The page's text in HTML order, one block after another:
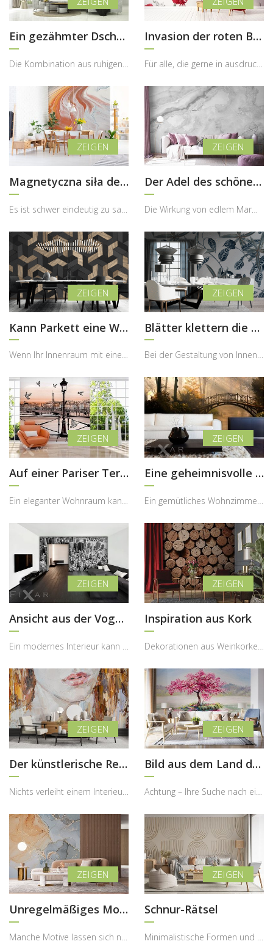
Ein gezähmter Dschungel
Die Kombination aus ruhigen, einfarbigen Oberflächen, schlichten Möbeln und wenigen minimalistisc...
Invasion der roten Blumen
Für alle, die gerne in ausdrucksstarken Interieurs leben und visuelle Langeweile vermeiden möchte...
Magnetyczna siła dekoracji
Es ist schwer eindeutig zu sagen, ob wir hier an der Wand ein vom Meer geschaffenes Kunstwerk ode...
Der Adel des schönen Marmors
Die Wirkung von edlem Marmor ist unbestreitbar – Wände, die mit diesem Naturstein verkleidet sind...
Kann Parkett eine Wand schmücken?
Wenn Ihr Innenraum mit einem schönen, ausdrucksstarken Parkettboden ausgestattet ist, entsteht so...
Blätter klettern die Wände hoch
Bei der Gestaltung von Innenräumen, die bewusst modern und designorientiert sind, besteht manchma...
Auf einer Pariser Terrasse Eine geheimnisvolle Brücke
Ansicht aus der Vogelperspektive Inspiration aus Kork
Der künstlerische Reiz der Frauenlippen
Nichts verleiht einem Interieur so viel Charakter wie die richtige Dosis Kunst. Sie kann die Atmo...
Bild aus dem Land der Kirschblüte
Achtung – Ihre Suche nach einer besonderen Wanddekoration könnte hier enden! Diese beeindruckende...
Unregelmäßiges Mosaik
Manche Motive lassen sich nicht eindeutig definieren – und genau darin liegt ihr besonderer Reiz....
Schnur-Rätsel
Minimalistische Formen und natürliche Inspirationen gehören heute zu den stärksten Trends in der ...